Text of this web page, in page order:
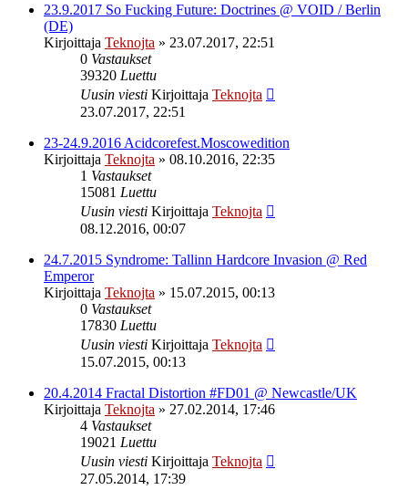
23.9.2017 So Fucking Future: Doctrines @ VOID / Berlin
(DE)
Kirjoittaja Teknojta » 23.07.2017, 22:51
0 Vastaukset
39320 Luettu
Uusin viesti Kirjoittaja Teknojta
23.07.2017, 22:51
23-24.9.2016 Acidcorefest.Moscowedition
Kirjoittaja Teknojta » 08.10.2016, 22:35
1 Vastaukset
15081 Luettu
Uusin viesti Kirjoittaja Teknojta
08.12.2016, 00:07
24.7.2015 Syndrome: Tallinn Hardcore Invasion @ Red
Emperor
Kirjoittaja Teknojta » 15.07.2015, 00:13
0 Vastaukset
17830 Luettu
Uusin viesti Kirjoittaja Teknojta
15.07.2015, 00:13
20.4.2014 Fractal Distortion #FD01 @ Newcastle/UK
Kirjoittaja Teknojta » 27.02.2014, 17:46
4 Vastaukset
19021 Luettu
Uusin viesti Kirjoittaja Teknojta
27.05.2014, 17:39